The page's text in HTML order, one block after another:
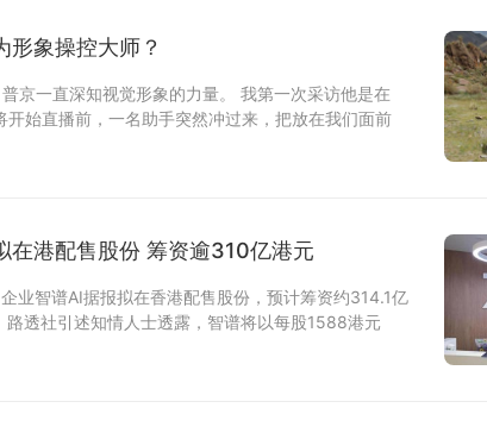
形象操控大师？
京一直深知视觉形象的力量。 我第一次采访他是在
开始直播前，一名助手突然冲过来，把放在我们面前
在港配售股份 筹资逾310亿港元
业智谱AI据报拟在香港配售股份，预计筹资约314.1亿
透社引述知情人士透露，智谱将以每股1588港元